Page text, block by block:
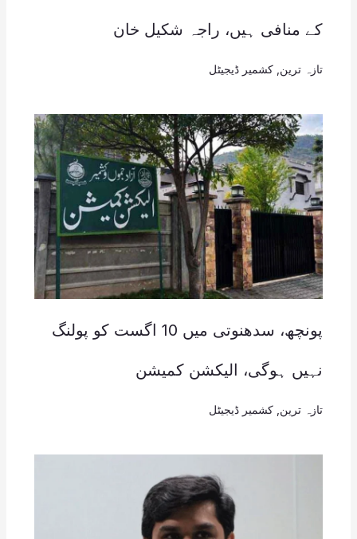
کے منافی ہیں، راجہ شکیل خان
تازہ ترین کشمیر ڈیجیٹل
پونچھ، سدھنوتی میں 10 اگست کو پولنگ
نہیں ہوگی، الیکشن کمیشن
تازہ ترین کشمیر ڈیجیٹل